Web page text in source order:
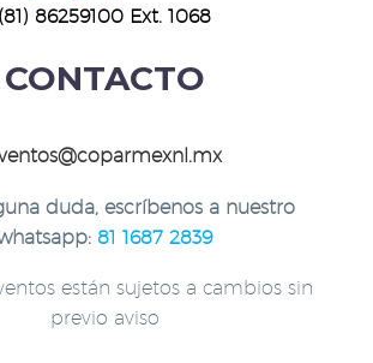
(81) 86259100 Ext. 1068
CONTACTO
duda, escríbenos a nuestro
81 1687 2839
están sujetos a cambios sin
previo aviso